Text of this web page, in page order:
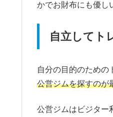
かでお財布にも優し
自立してト
自分の目的のための
公営ジムを探すのが
公営ジムはビジター